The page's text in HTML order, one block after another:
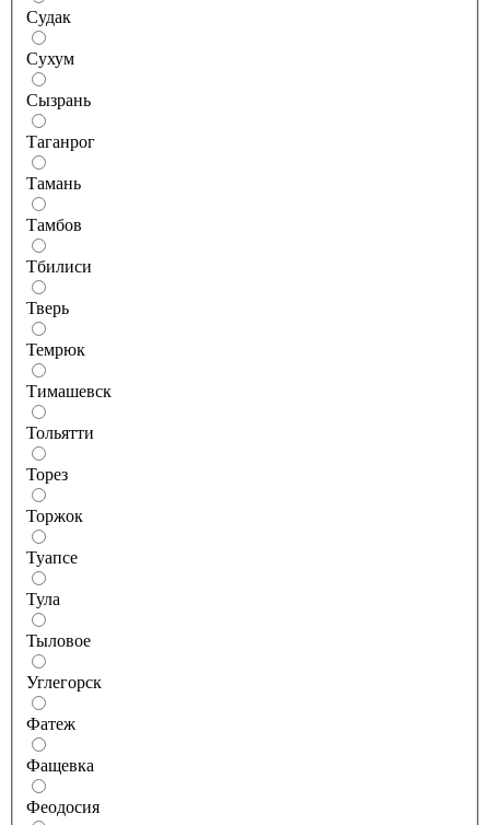
Судак
Сухум
Сызрань
Таганрог
Тамань
Тамбов
Тбилиси
Тверь
Темрюк
Тимашевск
Тольятти
Торез
Торжок
Туапсе
Тула
Тыловое
Углегорск
Фатеж
Фащевка
Феодосия